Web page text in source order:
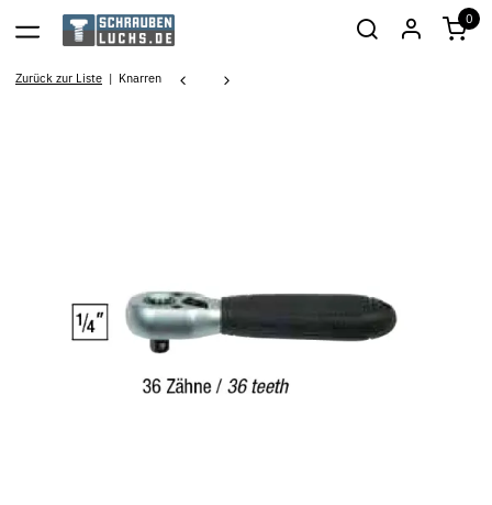
0
Zurück zur Liste Knarren